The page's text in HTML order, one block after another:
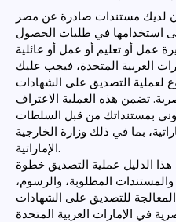
لديك مستندات صادرة عن مصر
استخدامها في طلبات الحصول
عمل أو تعليم أو عمل أو عائلية
العربية المتحدة، فيجب عليك
لعملية التصديق على الشهادات
تضمن هذه العملية الاعتراف
بمستنداتك من قبل السلطات
بما في ذلك وزارة الخارجية
الإماراتية.
الدليل عملية التصديق خطوة
المطلوبة، والرسوم،
للتصديق على الشهادات